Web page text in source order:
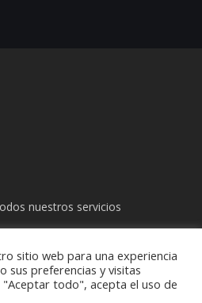
nuestros servicios
sitio web para una experiencia
sus preferencias y visitas
"Aceptar todo", acepta el uso de